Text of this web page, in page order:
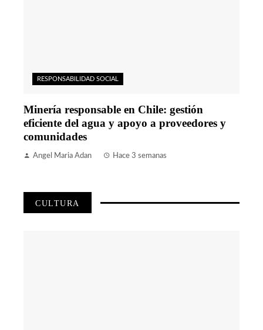
RESPONSABILIDAD SOCIAL
Minería responsable en Chile: gestión
eficiente del agua y apoyo a proveedores y
comunidades
Angel Maria Adan Hace 3 semanas
CULTURA